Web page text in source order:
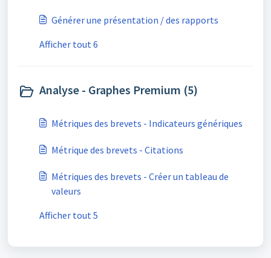
Générer une présentation / des rapports
Afficher tout 6
Analyse - Graphes Premium (5)
Métriques des brevets - Indicateurs génériques
Métrique des brevets - Citations
Métriques des brevets - Créer un tableau de
valeurs
Afficher tout 5